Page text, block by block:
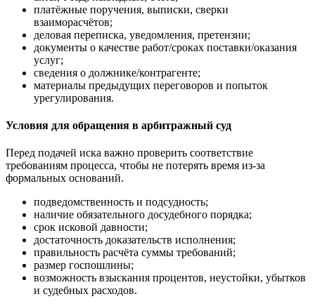
платёжные поручения, выписки, сверки
взаиморасчётов;
деловая переписка, уведомления, претензии;
документы о качестве работ/сроках поставки/оказания
услуг;
сведения о должнике/контрагенте;
материалы предыдущих переговоров и попыток
урегулирования.
Условия для обращения в арбитражный суд
Перед подачей иска важно проверить соответствие
требованиям процесса, чтобы не потерять время из-за
формальных оснований.
подведомственность и подсудность;
наличие обязательного досудебного порядка;
срок исковой давности;
достаточность доказательств исполнения;
правильность расчёта суммы требований;
размер госпошлины;
возможность взыскания процентов, неустойки, убытков
и судебных расходов.